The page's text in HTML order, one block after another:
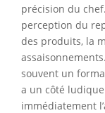
précision du
perception du
des produits, la
souvent un
a un côté
immédiatement